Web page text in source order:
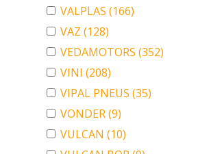
VALPLAS (166)
VAZ (128)
VEDAMOTORS (352)
VINI (208)
VIPAL PNEUS (35)
VONDER(9)
VULCAN (10)